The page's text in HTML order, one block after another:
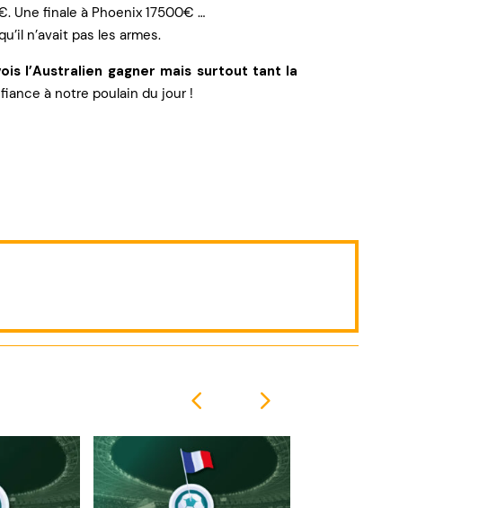
Une finale à Phoenix 17500€ …
n’avait pas les armes.
l’Australien gagner mais surtout tant la
à notre poulain du jour !